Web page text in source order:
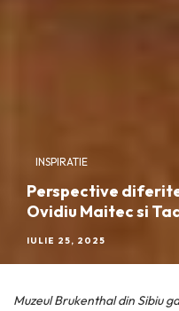
INSPIRATIE
Perspective
Ovidiu Maitec si
IULIE 25, 2025
Muzeul Brukenthal din Sibiu